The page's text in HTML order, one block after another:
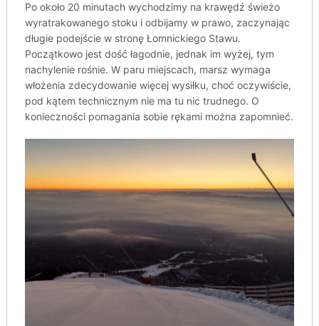
Po około 20 minutach wychodzimy na krawędź świeżo
wyratrakowanego stoku i odbijamy w prawo, zaczynając
długie podejście w stronę Łomnickiego Stawu.
Początkowo jest dość łagodnie, jednak im wyżej, tym
nachylenie rośnie. W paru miejscach, marsz wymaga
włożenia zdecydowanie więcej wysiłku, choć oczywiście,
pod kątem technicznym nie ma tu nic trudnego. O
konieczności pomagania sobie rękami można zapomnieć.